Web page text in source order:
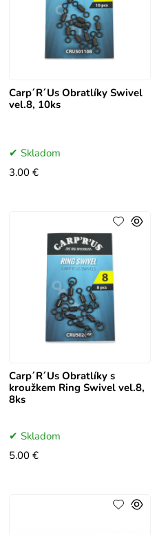
Carp´R´Us Obratlíky Swivel
vel.8, 10ks
Skladom
3.00 €
Carp´R´Us Obratlíky s
kroužkem Ring Swivel vel.8,
8ks
Skladom
5.00 €